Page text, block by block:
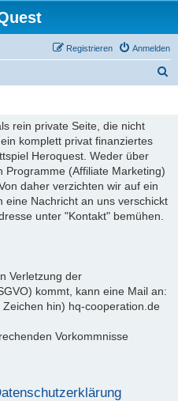
Anmelden
Registrieren
rein private Seite, die nicht
komplett privat finanziertes
Heroquest. Weder über
Programme (Affiliate Marketing)
daher verzichten wir auf ein
eine Nachricht an uns verschickt
unter "Kontakt" bemühen.
Verletzung der
kommt, kann eine Mail an:
Zeichen hin) hq-cooperation.de
Vorkommnisse